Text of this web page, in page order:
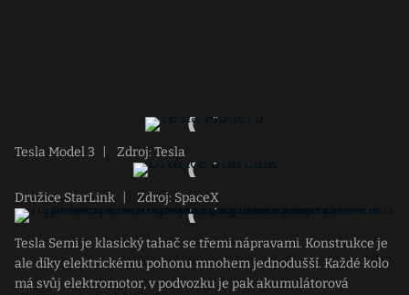
Tesla Model 3 Zdroj: Tesla
Družice StarLink Zdroj: SpaceX
Tesla Semi je klasický tahač se třemi nápravami. Konstrukce je
ale díky elektrickému pohonu mnohem jednodušší. Každé kolo
má svůj elektromotor, v podvozku je pak akumulátorová